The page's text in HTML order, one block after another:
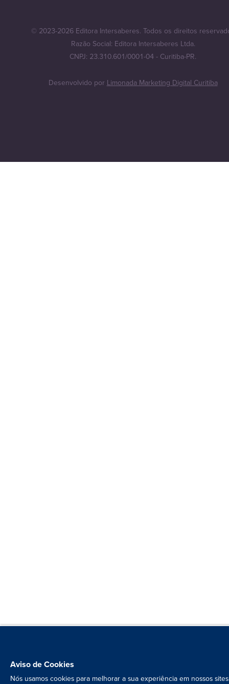
© 2023-2026 Editora Intersaberes. Todos os direitos
Razão Social: Editora Intersaberes Ltda.
CNPJ: 23.310.601/0001-04 - Curitiba-PR.
Desenvolvido por Limonada Marketing Digital Curitiba
Aviso de Cookies
Nós usamos cookies para melhorar a sua experiência em nossos